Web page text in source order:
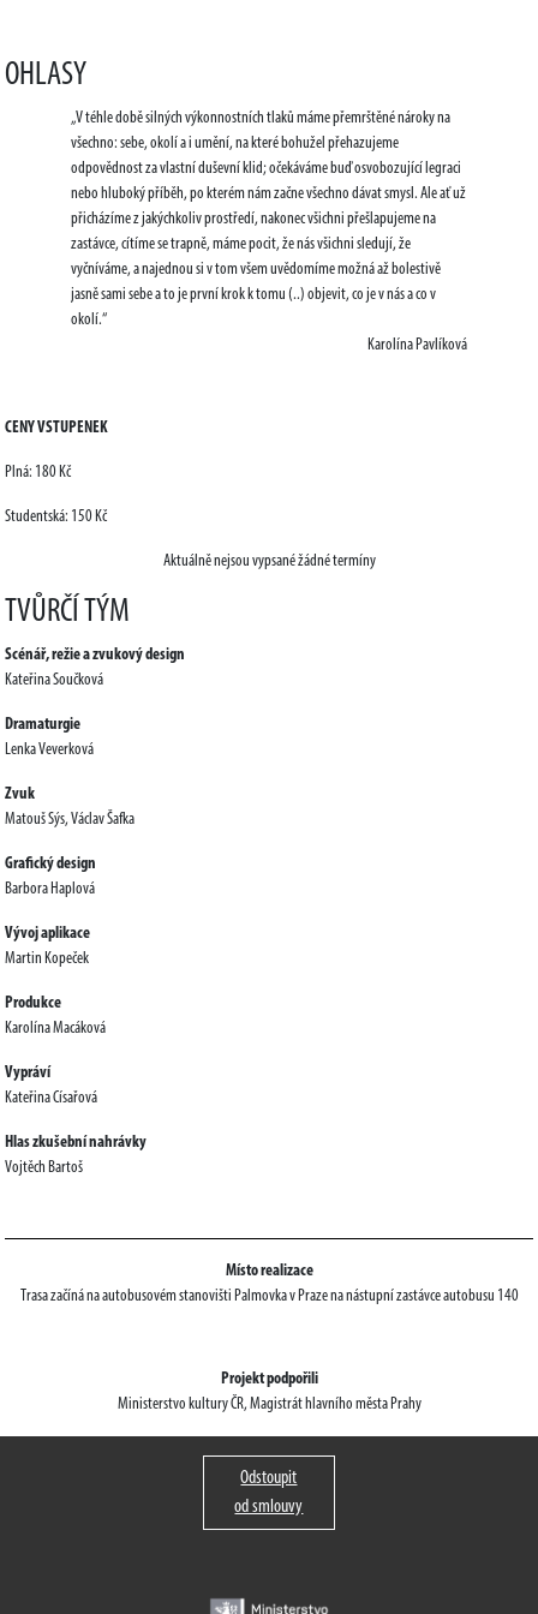
OHLASY
„V téhle době silných výkonnostních tlaků máme přemrštěné nároky na
všechno: sebe, okolí a i umění, na které bohužel přehazujeme
odpovědnost za vlastní duševní klid; očekáváme buď osvobozující legraci
nebo hluboký příběh, po kterém nám začne všechno dávat smysl. Ale ať už
přicházíme z jakýchkoliv prostředí, nakonec všichni přešlapujeme na
zastávce, cítíme se trapně, máme pocit, že nás všichni sledují, že
vyčníváme, a najednou si v tom všem uvědomíme možná až bolestivě
jasně sami sebe a to je první krok k tomu (..) objevit, co je v nás a co v
okolí.“
Karolína Pavlíková
CENY VSTUPENEK
Plná: 180 Kč
Studentská: 150 Kč
Aktuálně nejsou vypsané žádné termíny
TVŮRČÍ TÝM
Scénář, režie a zvukový design
Kateřina Součková
Dramaturgie
Lenka Veverková
Zvuk
Matouš Sýs, Václav Šafka
Grafický design
Barbora Haplová
Vývoj aplikace
Martin Kopeček
Produkce
Karolína Macáková
Vypráví
Kateřina Císařová
Hlas zkušební nahrávky
Vojtěch Bartoš
Místo realizace
Trasa začíná na autobusovém stanovišti Palmovka v Praze na nástupní zastávce autobusu 140
Projekt podpořili
Ministerstvo kultury ČR, Magistrát hlavního města Prahy
Odstoupit
od smlouvy